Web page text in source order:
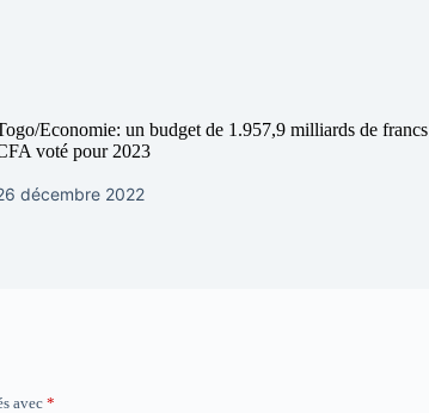
Economie: un budget de 1.957,9 milliards de francs
voté pour 2023
décembre 2022
avec *